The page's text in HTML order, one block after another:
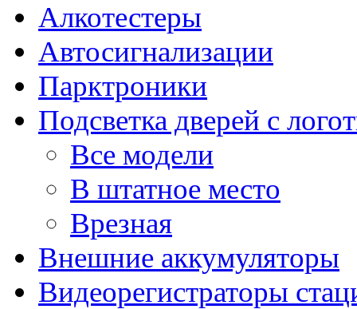
Алкотестеры
Автосигнализации
Парктроники
Подсветка дверей с
Все модели
В штатное место
Врезная
Внешние аккумуляторы
Видеорегистраторы